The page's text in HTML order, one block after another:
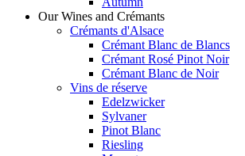
Our Wines and Crémants
Crémants d'Alsace
Crémant Blanc de Blancs
Crémant Rosé Pinot Noir
Crémant Blanc de Noir
Vins de réserve
Edelzwicker
Sylvaner
Pinot Blanc
Riesling